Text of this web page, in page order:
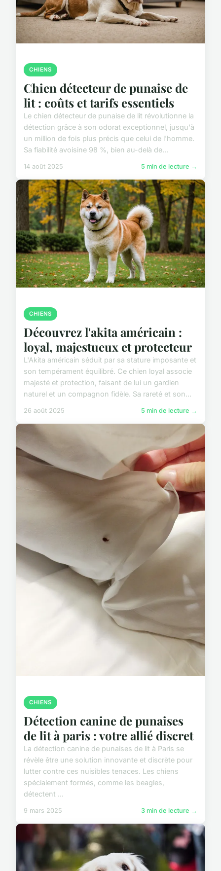
CHIENS
Chien détecteur de punaise de
lit : coûts et tarifs essentiels
Le chien détecteur de punaise de lit révolutionne la
détection grâce à son odorat exceptionnel, jusqu'à
un million de fois plus précis que celui de l'homme.
Sa fiabilité avoisine 98 %, bien au-delà de...
14 août 2025 5 min de lecture →
CHIENS
Découvrez l'akita américain :
loyal, majestueux et protecteur
L'Akita américain séduit par sa stature imposante et
son tempérament équilibré. Ce chien loyal associe
majesté et protection, faisant de lui un gardien
naturel et un compagnon fidèle. Sa rareté et son...
26 août 2025 5 min de lecture →
CHIENS
Détection canine de punaises
de lit à paris : votre allié discret
La détection canine de punaises de lit à Paris se
révèle être une solution innovante et discrète pour
lutter contre ces nuisibles tenaces. Les chiens
spécialement formés, comme les beagles,
détectent ...
9 mars 2025 3 min de lecture →